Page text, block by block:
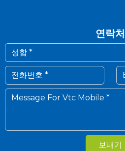
연락처
보내기